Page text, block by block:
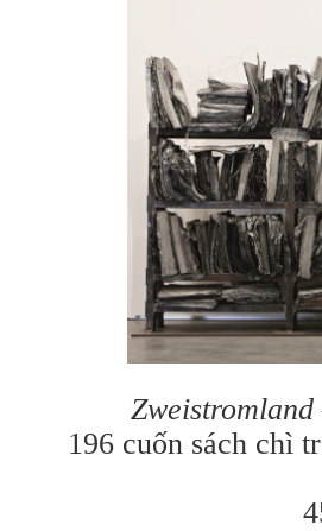
196 cuốn sách chì